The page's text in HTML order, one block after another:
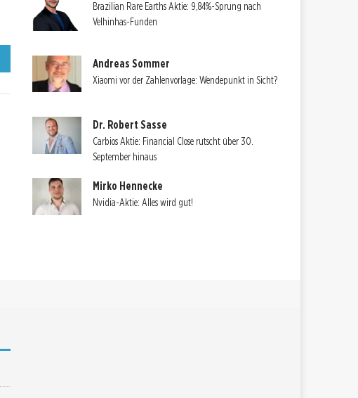
Brazilian Rare Earths Aktie: 9,84%-Sprung nach
Velhinhas-Funden
Andreas Sommer
Xiaomi vor der Zahlenvorlage: Wendepunkt in Sicht?
Dr. Robert Sasse
Carbios Aktie: Financial Close rutscht über 30.
September hinaus
Mirko Hennecke
Nvidia-Aktie: Alles wird gut!